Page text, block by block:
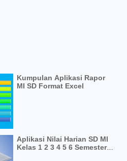
Kumpulan Aplikasi Rapor
MI SD Format Excel
Aplikasi Nilai Harian SD MI
Kelas 1 2 3 4 5 6 Semester 1